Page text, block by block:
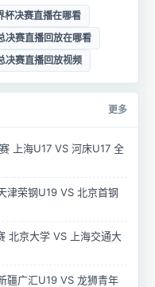
杯决赛直播在哪看
决赛直播回放在哪看
决赛直播回放视频
更多
上海U17 VS 河床U17 全
津荣钢U19 VS 北京首钢
北京大学 VS 上海交通大
疆广汇U19 VS 龙狮青年